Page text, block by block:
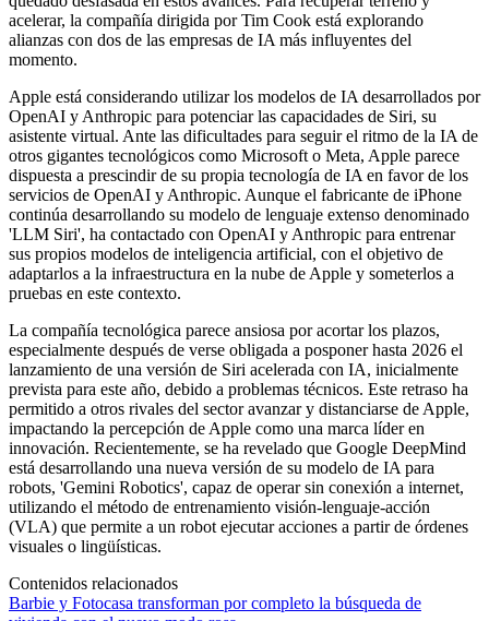
acelerar, la compañía dirigida por Tim Cook está explorando
alianzas con dos de las empresas de IA más influyentes del
momento.
Apple está considerando utilizar los modelos de IA desarrollados por
OpenAI y Anthropic para potenciar las capacidades de Siri, su
asistente virtual. Ante las dificultades para seguir el ritmo de la IA de
otros gigantes tecnológicos como Microsoft o Meta, Apple parece
dispuesta a prescindir de su propia tecnología de IA en favor de los
servicios de OpenAI y Anthropic. Aunque el fabricante de iPhone
continúa desarrollando su modelo de lenguaje extenso denominado
'LLM Siri', ha contactado con OpenAI y Anthropic para entrenar
sus propios modelos de inteligencia artificial, con el objetivo de
adaptarlos a la infraestructura en la nube de Apple y someterlos a
pruebas en este contexto.
La compañía tecnológica parece ansiosa por acortar los plazos,
especialmente después de verse obligada a posponer hasta 2026 el
lanzamiento de una versión de Siri acelerada con IA, inicialmente
prevista para este año, debido a problemas técnicos. Este retraso ha
permitido a otros rivales del sector avanzar y distanciarse de Apple,
impactando la percepción de Apple como una marca líder en
innovación. Recientemente, se ha revelado que Google DeepMind
está desarrollando una nueva versión de su modelo de IA para
robots, 'Gemini Robotics', capaz de operar sin conexión a internet,
utilizando el método de entrenamiento visión-lenguaje-acción
(VLA) que permite a un robot ejecutar acciones a partir de órdenes
visuales o lingüísticas.
Contenidos relacionados
Barbie y Fotocasa transforman por completo la búsqueda de